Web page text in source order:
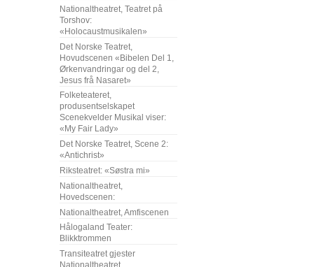
Nationaltheatret, Teatret på
Torshov:
«Holocaustmusikalen»
Det Norske Teatret,
Hovudscenen «Bibelen Del 1,
Ørkenvandringar og del 2,
Jesus frå Nasaret»
Folketeateret,
produsentselskapet
Scenekvelder Musikal viser:
«My Fair Lady»
Det Norske Teatret, Scene 2:
«Antichrist»
Riksteatret: «Søstra mi»
Nationaltheatret,
Hovedscenen:
Nationaltheatret, Amfiscenen
Hålogaland Teater:
Blikktrommen
Transiteatret gjester
Nationaltheatret,